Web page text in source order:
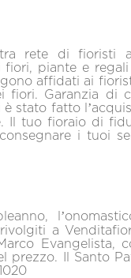
rete di fioristi
fiori, piante e
affidati ai
fiori. Garanzia di
stato fatto
Il tuo fioraio di
i tuoi
a
Evangelista,
prezzo. Il Santo